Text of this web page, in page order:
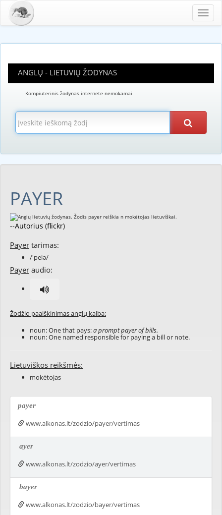
ANGLŲ - LIETUVIŲ ŽODYNAS
Kompiuterinis žodynas internete nemokamai
PAYER
--Autorius (flickr)
Payer tarimas:
/'peiə/
Payer audio:
Žodžio paaiškinimas anglų kalba:
noun: One that pays:a prompt payer of bills.
noun: One named responsible for paying a bill or note.
Lietuviškos reikšmės:
mokėtojas
payer
www.alkonas.lt/zodzio/payer/vertimas
ayer
www.alkonas.lt/zodzio/ayer/vertimas
bayer
www.alkonas.lt/zodzio/bayer/vertimas